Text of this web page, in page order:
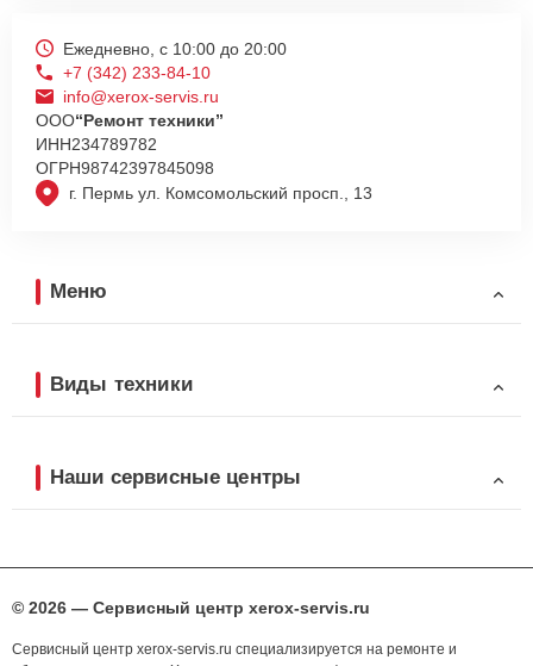
г. Пермь ул. Комсомольский просп., 13
Ежедневно, с 10:00 до 20:00
+7 (342) 233-84-10
info@xerox-servis.ru
ООО“Ремонт техники”
ИНН234789782
ОГРН98742397845098
Меню
Виды техники
Наши сервисные центры
© 2026 — Сервисный центр xerox-servis.ru
Сервисный центр xerox-servis.ru специализируется на ремонте и